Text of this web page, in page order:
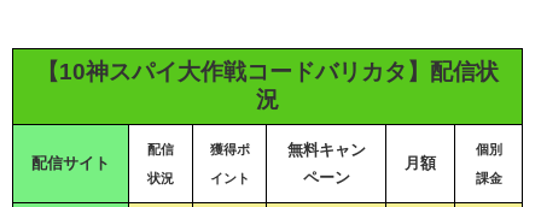
【10神スパイ大作戦コードバリカタ】配信状
況
配信サイト
配信
状況
獲得ポ
イント
無料キャン
ペーン
月額
個別
課金